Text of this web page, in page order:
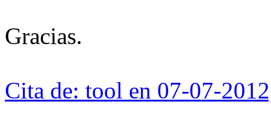
Gracias.
Cita de: tool en 07-07-